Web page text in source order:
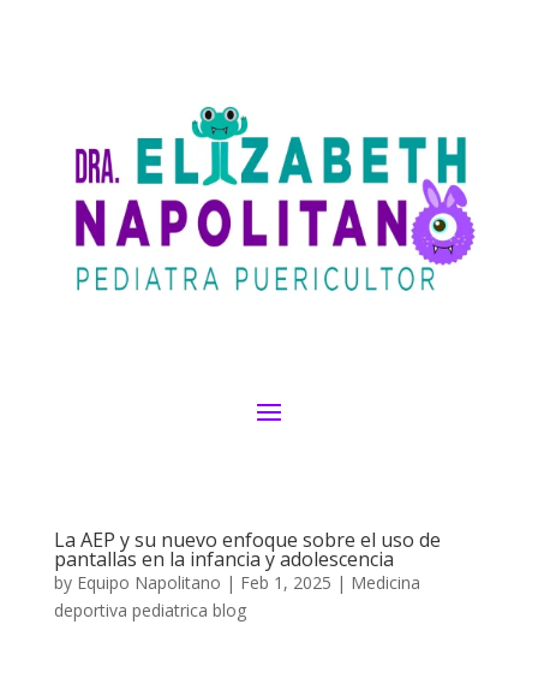
La AEP y su nuevo enfoque sobre el uso de
pantallas en la infancia y adolescencia
by Equipo Napolitano | Feb 1, 2025 | Medicina
deportiva pediatrica blog